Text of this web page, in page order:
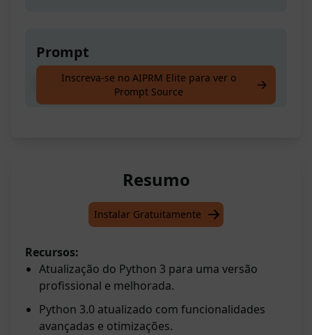
Prompt
Python 3.0
Inscreva-se no AIPRM Elite para ver o
Prompt Source
Resumo
Instalar Gratuitamente
Recursos:
Atualização do Python 3 para uma versão
profissional e melhorada.
Python 3.0 atualizado com funcionalidades
avançadas e otimizações.